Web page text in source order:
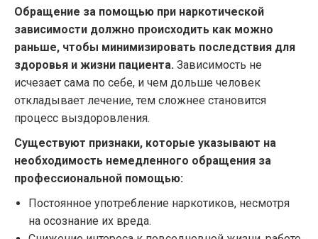
Обращение за помощью при наркотической
зависимости должно происходить как можно
раньше, чтобы минимизировать последствия для
здоровья и жизни пациента. Зависимость не
исчезает сама по себе, и чем дольше человек
откладывает лечение, тем сложнее становится
процесс выздоровления.
Существуют признаки, которые указывают на
необходимость немедленного обращения за
профессиональной помощью:
Постоянное употребление наркотиков, несмотря
на осознание их вреда.